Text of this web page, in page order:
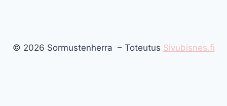
© 2026 Sormustenherra – Toteutus Sivubisnes.fi